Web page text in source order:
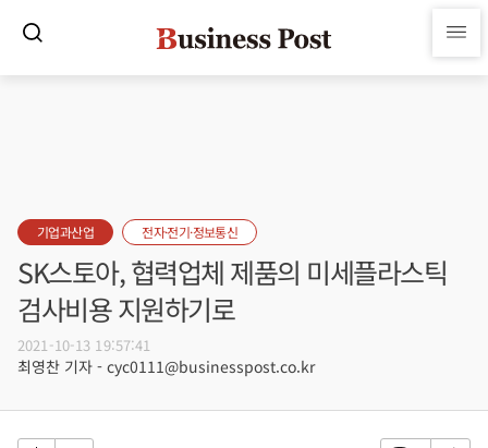
기업과산업 전자·전기·정보통신
SK스토아, 협력업체 제품의 미세플라스틱
검사비용 지원하기로
2021-10-13 19:57:41
최영찬 기자 - cyc0111@businesspost.co.kr